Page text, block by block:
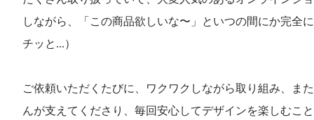
しながら、「この商品欲しいな〜」といつの間にか完全
チッと...）
ご依頼いただくたびに、ワクワクしながら取り組み、ま
んが支えてくださり、毎回安心してデザインを楽しむこ